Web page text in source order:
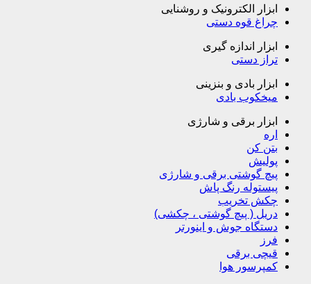
ابزار الکترونیک و روشنایی
چراغ قوه دستی
ابزار اندازه گیری
تراز دستی
ابزار بادی و بنزینی
میخکوب بادی
ابزار برقی و شارژی
اره
بتن کن
پولیش
پیچ گوشتی برقی و شارژی
پیستوله رنگ پاش
چکش تخریب
دریل ( پیچ گوشتی ، چکشی)
دستگاه جوش و اینورتر
فرز
قیچی برقی
کمپرسور هوا